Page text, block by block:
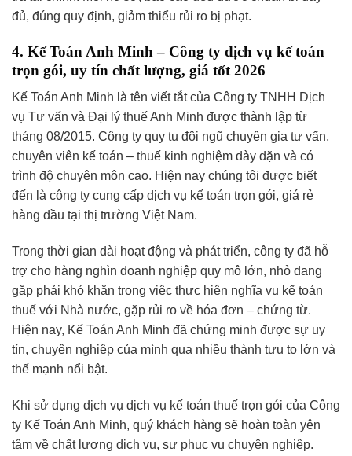
đủ, đúng quy định, giảm thiểu rủi ro bị phạt.
4. Kế Toán Anh Minh – Công ty dịch vụ kế toán
trọn gói, uy tín chất lượng, giá tốt 2026
Kế Toán Anh Minh là tên viết tắt của Công ty TNHH Dịch
vụ Tư vấn và Đại lý thuế Anh Minh được thành lập từ
tháng 08/2015. Công ty quy tụ đội ngũ chuyên gia tư vấn,
chuyên viên kế toán – thuế kinh nghiệm dày dặn và có
trình độ chuyên môn cao. Hiện nay chúng tôi được biết
đến là công ty cung cấp dịch vụ kế toán trọn gói, giá rẻ
hàng đầu tại thị trường Việt Nam.
Trong thời gian dài hoạt động và phát triển, công ty đã hỗ
trợ cho hàng nghìn doanh nghiệp quy mô lớn, nhỏ đang
gặp phải khó khăn trong việc thực hiện nghĩa vụ kế toán
thuế với Nhà nước, gặp rủi ro về hóa đơn – chứng từ.
Hiện nay, Kế Toán Anh Minh đã chứng minh được sự uy
tín, chuyên nghiệp của mình qua nhiều thành tựu to lớn và
thế mạnh nổi bật.
Khi sử dụng dịch vụ dịch vụ kế toán thuế trọn gói của Công
ty Kế Toán Anh Minh, quý khách hàng sẽ hoàn toàn yên
tâm về chất lượng dịch vụ, sự phục vụ chuyên nghiệp.